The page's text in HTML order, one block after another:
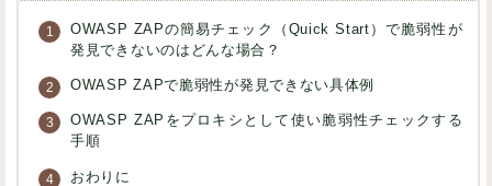
OWASP ZAPの簡易チェック（Quick Start）で脆弱性が
発見できないのはどんな場合？
OWASP ZAPで脆弱性が発見できない具体例
OWASP ZAPをプロキシとして使い脆弱性チェックする
手順
おわりに